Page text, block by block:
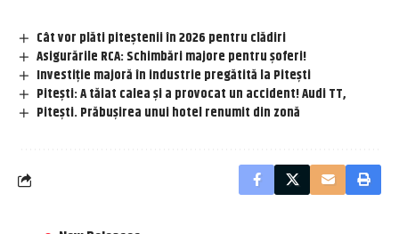
Cât vor plăti piteștenii în 2026 pentru clădiri
Asigurările RCA: Schimbări majore pentru șoferi!
Investiție majoră în industrie pregătită la Pitești
Pitești: A tăiat calea și a provocat un accident! Audi TT,
Pitești. Prăbușirea unui hotel renumit din zonă